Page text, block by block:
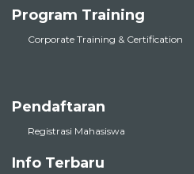
Program Training
Corporate Training & Certification
Pendaftaran
Registrasi Mahasiswa
Info Terbaru